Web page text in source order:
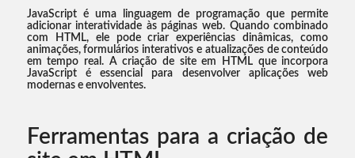
JavaScript é uma linguagem de programação que permite
adicionar interatividade às páginas web. Quando combinado
com HTML, ele pode criar experiências dinâmicas, como
animações, formulários interativos e atualizações de conteúdo
em tempo real. A criação de site em HTML que incorpora
JavaScript é essencial para desenvolver aplicações web
modernas e envolventes.
Ferramentas para a criação de